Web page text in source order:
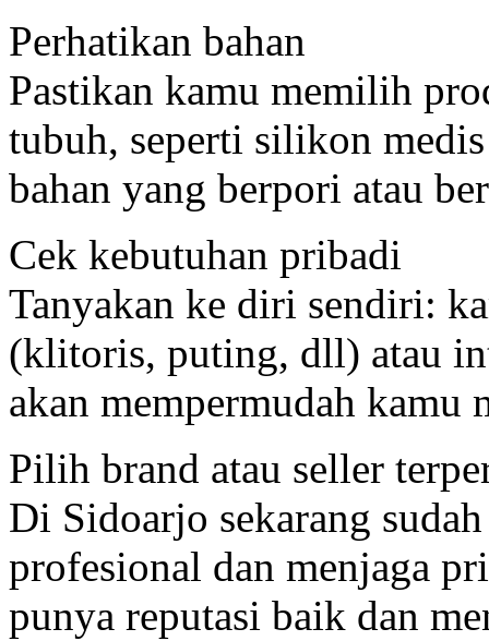
Perhatikan bahan
Pastikan kamu memilih
tubuh, seperti silikon
bahan yang berpori atau
Cek kebutuhan pribadi
Tanyakan ke diri sendiri:
(klitoris, puting, dll) atau
akan mempermudah kamu
Pilih brand atau seller
Di Sidoarjo sekarang
profesional dan menjaga
punya reputasi baik dan